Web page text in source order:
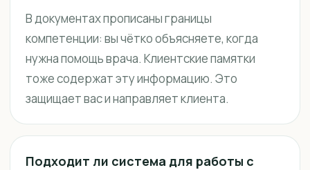
В документах прописаны границы
компетенции: вы чётко объясняете, когда
нужна помощь врача. Клиентские памятки
тоже содержат эту информацию. Это
защищает вас и направляет клиента.
Подходит ли система для работы с